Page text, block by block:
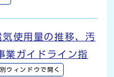
気使用量の推移、汚
業ガイドライン指
別ウィンドウで開く